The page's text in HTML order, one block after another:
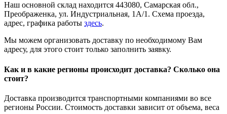
Наш основной склад находится 443080, Самарская обл.,
Преображенка, ул. Индустриальная, 1А/1. Схема проезда,
адрес, графика работы здесь.
Мы можем организовать доставку по необходимому Вам
адресу, для этого стоит только заполнить заявку.
Как и в какие регионы происходит доставка? Сколько она
стоит?
Доставка производится транспортными компаниями во все
регионы России. Стоимость доставки зависит от объема, веса